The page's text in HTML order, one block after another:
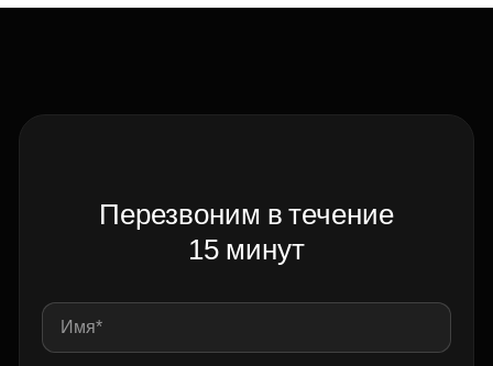
Перезвоним в течение
15 минут